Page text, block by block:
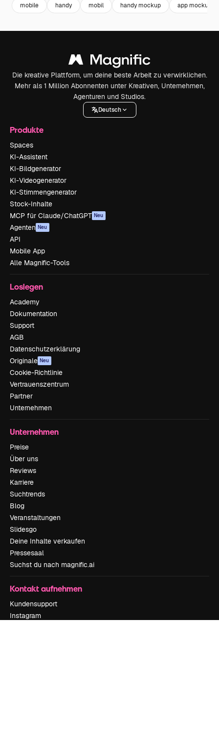
mobile handy mobil handy mockup app mockup
Die kreative Plattform, um deine beste Arbeit zu verwirklichen.
Mehr als 1 Million Abonnenten unter Kreativen, Unternehmen,
Agenturen und Studios.
Deutsch
Produkte
Spaces
KI-Assistent
KI-Bildgenerator
KI-Videogenerator
KI-Stimmengenerator
Stock-Inhalte
MCP für Claude/ChatGPT Neu
Agenten Neu
API
Mobile App
Alle Magnific-Tools
Loslegen
Academy
Dokumentation
Support
AGB
Datenschutzerklärung
Originale Neu
Cookie-Richtlinie
Vertrauenszentrum
Partner
Unternehmen
Unternehmen
Preise
Über uns
Reviews
Karriere
Suchtrends
Blog
Veranstaltungen
Slidesgo
Deine Inhalte verkaufen
Pressesaal
Suchst du nach magnific.ai
Kontakt aufnehmen
Kundensupport
Instagram